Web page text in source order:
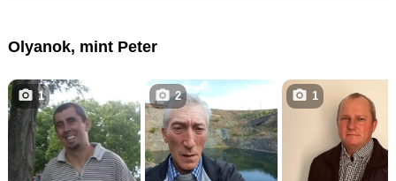
Olyanok, mint Peter
1 2 1